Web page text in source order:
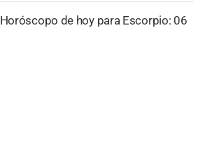
Horóscopo de hoy para Escorpio: 06